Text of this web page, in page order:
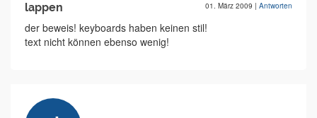
lappen 01. März 2009 | Antworten
der beweis! keyboards haben keinen stil!
text nicht können ebenso wenig!